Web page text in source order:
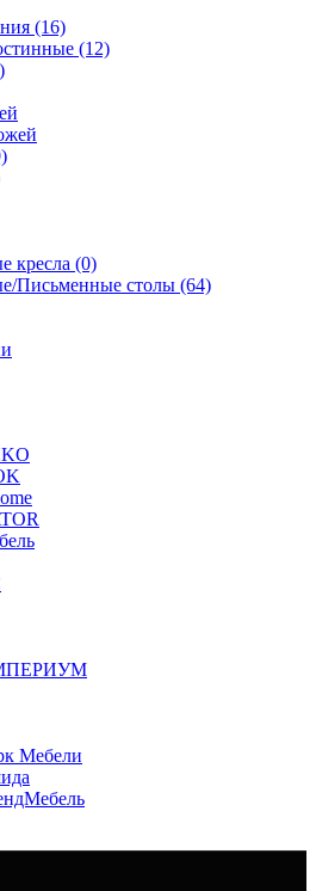
(16)
(12)
кресла (0)
Письменные столы (64)
Мебели